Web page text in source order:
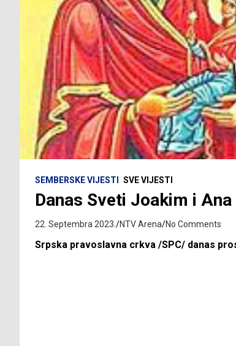
SEMBERSKE VIJESTI SVE VIJESTI
Danas Sveti Joakim i Ana
22. Septembra 2023. NTV Arena No Comments
Srpska pravoslavna crkva /SPC/ danas